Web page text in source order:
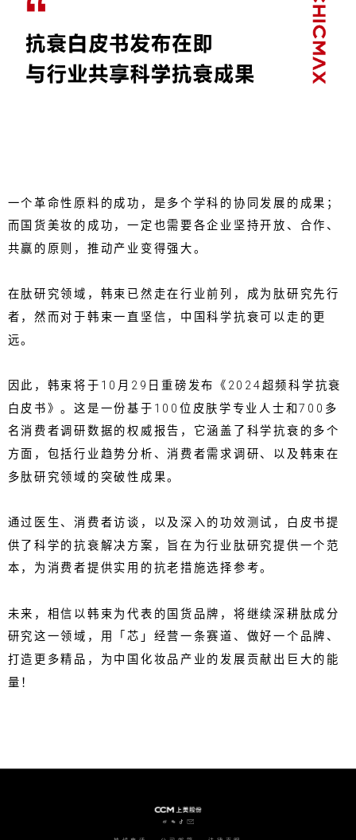
一个革命性原料的成功，是多个学科的协同发展的成果；
而国货美妆的成功，一定也需要各企业坚持开放、合作、
共赢的原则，推动产业变得强大。
在肽研究领域，韩束已然走在行业前列，成为肽研究先行
者，然而对于韩束一直坚信，中国科学抗衰可以走的更
远。
因此，韩束将于10月29日重磅发布《2024超频科学抗衰
白皮书》。这是一份基于100位皮肤学专业人士和700多
名消费者调研数据的权威报告，它涵盖了科学抗衰的多个
方面，包括行业趋势分析、消费者需求调研、以及韩束在
多肽研究领域的突破性成果。
通过医生、消费者访谈，以及深入的功效测试，白皮书提
供了科学的抗衰解决方案，旨在为行业肽研究提供一个范
本，为消费者提供实用的抗老措施选择参考。
未来，相信以韩束为代表的国货品牌，将继续深耕肽成分
研究这一领域，用「芯」经营一条赛道、做好一个品牌、
打造更多精品，为中国化妆品产业的发展贡献出巨大的能
量！